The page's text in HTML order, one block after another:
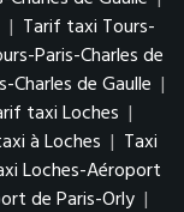
| Tarif taxi Tours-
Paris-Charles de
Charles de Gaulle |
taxi Loches |
à Loches | Taxi
Loches-Aéroport
de Paris-Orly |